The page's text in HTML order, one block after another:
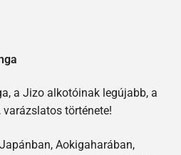
a Jizo alkotóinak legújabb, a
története!
Aokigaharában,